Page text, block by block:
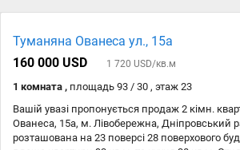
Туманяна Ованеса ул., 15а
160 000 USD
1 720 USD/кв.м
1 комната , площадь 93 / 30 , этаж 23
Вашій увазі пропонується продаж 2 кімн.
Ованеса, 15а, м. Лівобережна, Дніпровський
розташована на 23 поверсі 28 поверхового